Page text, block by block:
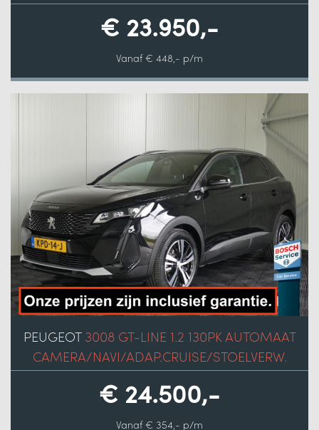
€ 23.950,-
Vanaf € 448,- p/m
PEUGEOT3008 GT-LINE 1.2 130PK AUTOMAAT
CAMERA/NAVI/ADAP.CRUISE/STOELVERW.
€ 24.500,-
Vanaf € 354,- p/m